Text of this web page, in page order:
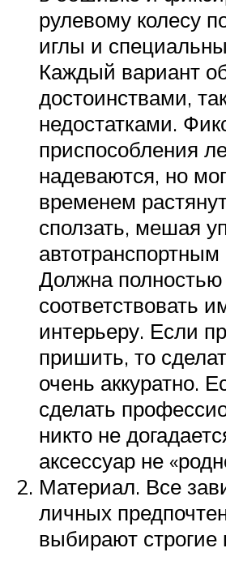
рулевому колесу
иглы и
Каждый вариант
достоинствами,
недостатками.
приспособления
надеваются, но
временем
сползать, мешая
Должна полностью
соответствовать
интерьеру. Если
пришить, то
очень аккуратно.
сделать
никто не
аксессуар не
Материал. Все
личных
выбирают строгие